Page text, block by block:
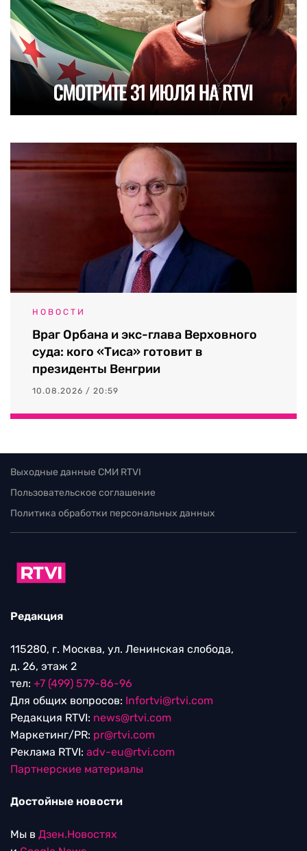
НОВОСТИ
Враг Орбана и экс-глава Верховного
суда: кого «Тиса» готовит в
президенты Венгрии
10.08.2026 / 20:59
Выходные данные СМИ RTVI
Пользовательское соглашение
Политика обработки персональных данных
Редакция
115280, г. Москва, ул. Ленинская слобода,
д. 26, этаж 2
тел: +7 (499) 579-86-96
Для общих вопросов: Infortvi@rtvi.com
Редакция RTVI: news@rtvi.com
Маркетинг/PR: pr@rtvi.com
Реклама RTVI: adv-eu@rtvi.com
Партнерские материалы
Достойные новости
Мы в Дзен.Новостях